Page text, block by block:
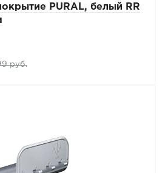
PURAL, белый RR
руб.